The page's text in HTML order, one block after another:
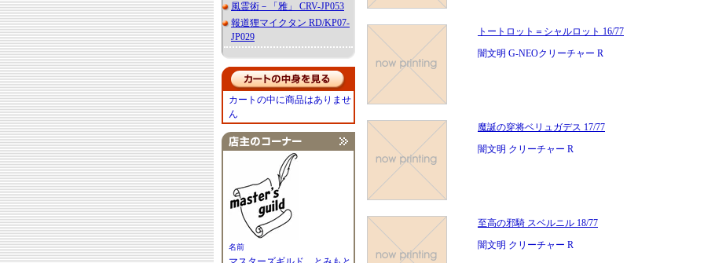
風霊術－「雅」 CRV-JP053
報道狸マイクタン RD/KP07-
JP029
カートの中に商品はありませ
ん
名前
トートロット＝シャルロット 16/77
闇文明 G-NEOクリーチャー R
魔誕の穿将ベリュガデス 17/77
闇文明 クリーチャー R
至高の邪騎 スベルニル 18/77
闇文明 クリーチャー R